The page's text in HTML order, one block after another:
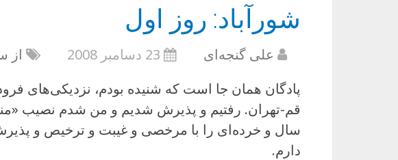
شورآباد: روز اول
علی گنجه‌ای 23 دسامبر 2008 از
پادگان همان جا است که شنیده بودم، نزدیکی‌های
قم-تهران. رفتیم و پذیرش شدیم و من شدم نصیب
سال و خرده‌ای را با مرخصی و غیبت و ترخیص و
دارم.